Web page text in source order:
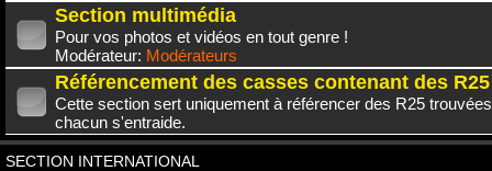
Section multimédia
Pour vos photos et vidéos en tout genre !
Modérateur: Modérateurs
Référencement des casses contenant des R25
Cette section sert uniquement à référencer des R25
chacun s'entraide.
SECTION INTERNATIONAL